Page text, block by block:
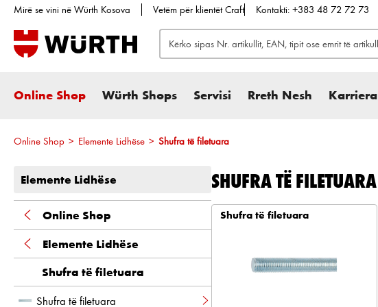
kërkimi Kalo te navigimi kryesor
Mirë se vini në Würth Kosova Vetëm për klientët Craft Kontakti: +383 48 72 72 73
Online Shop Würth Shops Servisi Rreth Nesh Karriera
Online Shop > Elemente Lidhëse > Shufra të filetuara
Elemente Lidhëse
Online Shop
Elemente Lidhëse
Shufra të filetuara
Shufra të filetuara
SHUFRA TË FILETUARA
Shufra të filetuara